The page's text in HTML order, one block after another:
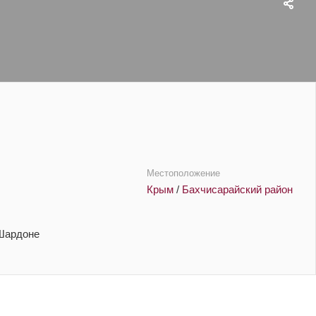
Местоположение
Крым / Бахчисарайский район